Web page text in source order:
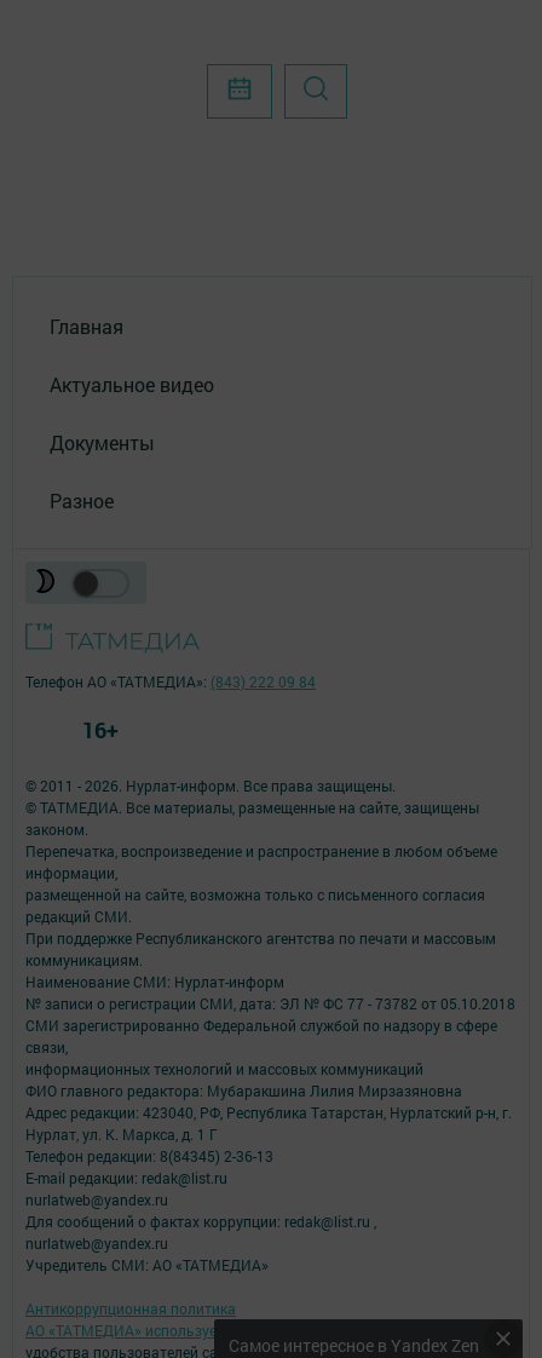
Главная
Актуальное видео
Документы
Разное
Самое интересное в Yandex Zen
© 2011 - 2026. Нурлат-⁠информ. Все права защищены.
© ТАТМЕДИА. Все материалы, размещенные на сайте, защищены
законом.
Перепечатка, воспроизведение и распространение в любом объеме
информации,
размещенной на сайте, возможна только с письменного согласия
редакций СМИ.
При поддержке Республиканского агентства по печати и массовым
коммуникациям.
Наименование СМИ: Нурлат-⁠информ
№ записи о регистрации СМИ, дата: ЭЛ № ФС 77 -⁠ 73782 от 05.10.2018
СМИ зарегистрированно Федеральной службой по надзору в сфере
связи,
информационных технологий и массовых коммуникаций
ФИО главного редактора: Мубаракшина Лилия Мирзазяновна
Адрес редакции: 423040, РФ, Республика Татарстан, Нурлатский р-н, г.
Нурлат, ул. К. Маркса, д. 1 Г
Телефон редакции: 8(84345) 2-36-13
E-mail редакции: redak@list.ru
nurlatweb@yandex.ru
Для сообщений о фактах коррупции: redak@list.ru ,
nurlatweb@yandex.ru
Учредитель СМИ: АО «ТАТМЕДИА»
Антикоррупционная политика
АО «ТАТМЕДИА» использует «cookie»
для персонализации сервисов и
удобства пользователей сайтом.
Телефон АО «ТАТМЕДИА»: (843) 222 09 84
16+